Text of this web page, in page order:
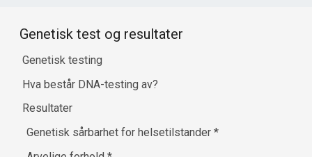
Genetisk test og resultater
Genetisk testing
Hva består DNA-testing av?
Resultater
Genetisk sårbarhet for helsetilstander*